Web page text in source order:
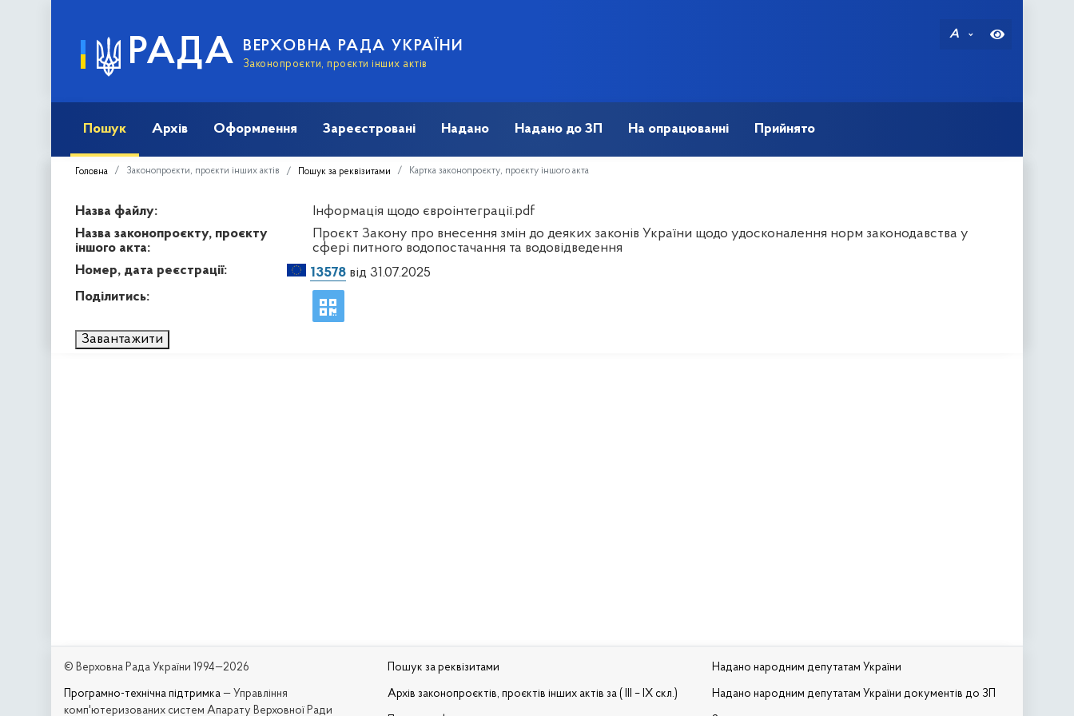
РАДА ВЕРХОВНА РАДА УКРАЇНИ
Законопроєкти, проєкти інших актів
A
Пошук Архів Оформлення Зареєстровані Надано Надано до ЗП На опрацюванні Прийнято
Головна Законопроєкти, проєкти інших актів Пошук за реквізитами Картка законопроєкту, проєкту іншого акта
Назва файлу:
Інформація щодо євроінтеграції.pdf
Назва законопроєкту, проєкту
іншого акта:
Проєкт Закону про внесення змін до деяких законів України щодо удосконалення норм законодавства у
сфері питного водопостачання та водовідведення
Номер, дата реєстрації:
13578 від 31.07.2025
Поділитись:
Завантажити
© Верховна Рада України 1994—2026
Програмно-технічна підтримка — Управління
комп'ютеризованих систем Апарату Верховної Ради
Пошук за реквізитами
Архів законопроєктів, проєктів інших актів за ( III – IX скл.)
Надано народним депутатам України
Надано народним депутатам України документів до ЗП